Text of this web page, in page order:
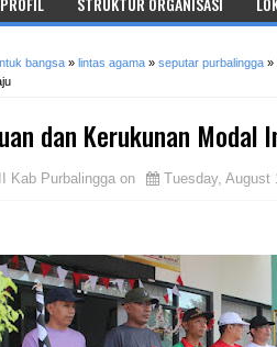
bangsa » lintas agama » seputar purbalingga »
dan Kerukunan Modal
Kab Purbalingga on Tuesday, August